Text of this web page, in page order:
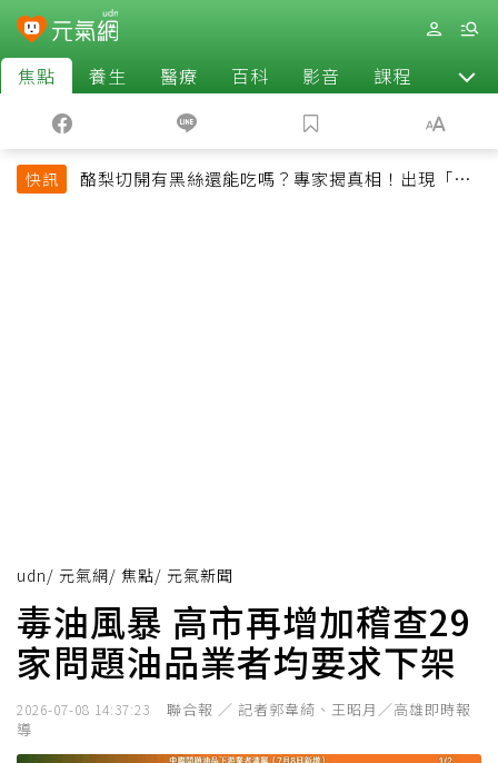
焦點 養生 醫療 百科 影音 課程 退休
快訊
酪梨切開有黑絲還能吃嗎？專家揭真相！出現「3情
udn/ 元氣網/ 焦點/ 元氣新聞
毒油風暴 高市再增加稽查29
家問題油品業者均要求下架
2026-07-08 14:37:23
聯合報 ／ 記者郭韋綺、王昭月／高雄即時報
導